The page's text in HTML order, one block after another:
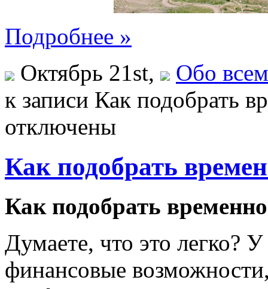
Подробнее »
Октябрь 21st,
Обо всем
к записи Как подобрать
отключены
Как подобрать
Как подобрать
Думаете, что это легко?
финансовые